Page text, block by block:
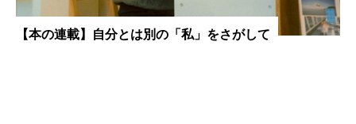
【本の連載】自分とは別の「私」をさがして